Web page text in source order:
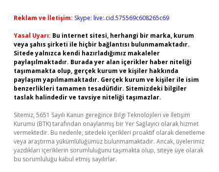
Reklam ve İletişim: Skype: live:.cid.575569c608265c69
Yasal Uyarı: Bu internet sitesi, herhangi bir marka, kurum
veya şahıs şirketi ile hiçbir bağlantısı bulunmamaktadır.
Sitede yalnızca kendi hazırladığımız makaleler
paylaşılmaktadır. Burada yer alan içerikler haber niteliği
taşımamakta olup, gerçek kurum ve kişiler hakkında
paylaşım yapılmamaktadır. Gerçek kurum ve kişiler ile isim
benzerlikleri tamamen tesadüfidir. Sitemizdeki bilgiler
taslak halindedir ve tavsiye niteliği taşımazlar.
Sitemiz, 5651 Sayılı Kanun gereğince Bilgi Teknolojileri ve İletişim
Kurumu (BTK) tarafından onaylanmış bir Yer Sağlayıcı olarak hizmet
vermektedir. Bu nedenle, sitedeki içerikleri proaktif olarak denetleme
veya araştırma yükümlülüğümüz bulunmamaktadır. Ancak, üyelerimiz
yazdıkları içeriklerin sorumluluğunu taşımakta olup, siteye üye olarak
bu sorumluluğu kabul etmiş sayılırlar.